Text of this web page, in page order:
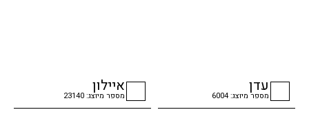
עדן
מספר מיוצג: 6004
איילון
מספר מיוצג: 23140